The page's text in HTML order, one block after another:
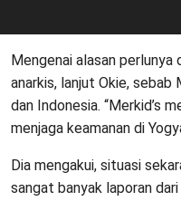
Mengenai alasan perlunya
anarkis, lanjut Okie, sebab
dan Indonesia. “Merkid’s
menjaga keamanan di
Dia mengakui, situasi
sangat banyak laporan